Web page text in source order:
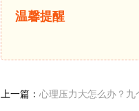
温馨提醒
上一篇： 心理压力大怎么办？九